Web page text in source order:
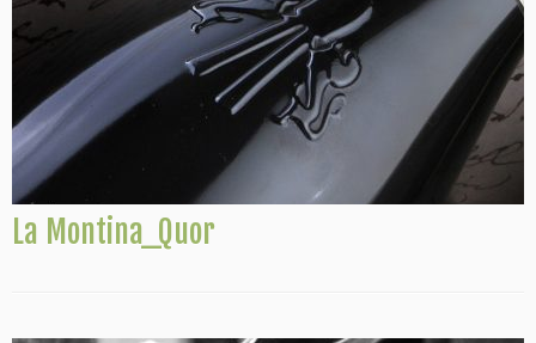
La Montina_Quor